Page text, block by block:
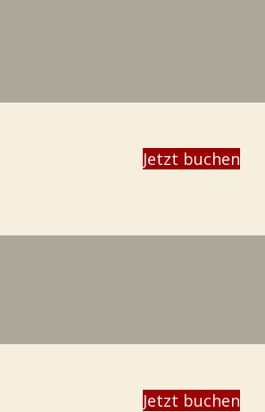
Jetzt buchen
Jetzt buchen